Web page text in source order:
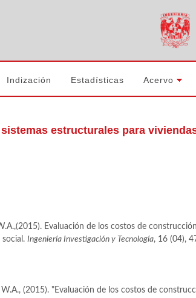
Indización Estadísticas Acervo
estructurales para
Evaluación de los costos de
social.Ingeniería Investigación y Tecnología, 16 (04),
(2015). "Evaluación de los costos de